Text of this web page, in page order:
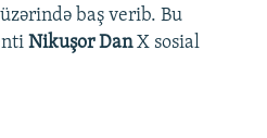
baş verib. Bu
Nikuşor DanX sosial